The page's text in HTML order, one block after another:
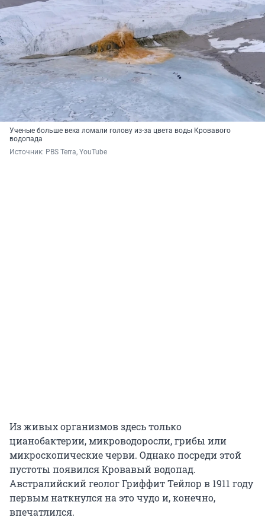
Ученые больше века ломали голову из-за цвета воды Кровавого
водопада
Источник: PBS Terra, YouTube
Из живых организмов здесь только
цианобактерии, микроводоросли, грибы или
микроскопические черви. Однако посреди этой
пустоты появился Кровавый водопад.
Австралийский геолог Гриффит Тейлор в 1911 году
первым наткнулся на это чудо и, конечно,
впечатлился.